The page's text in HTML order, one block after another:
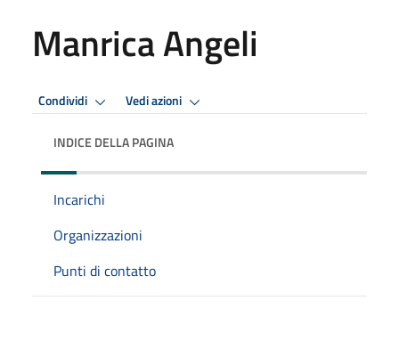
Manrica Angeli
Condividi Vedi azioni
INDICE DELLA PAGINA
Incarichi
Organizzazioni
Punti di contatto